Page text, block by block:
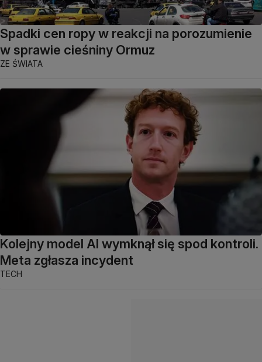
Spadki cen ropy w reakcji na porozumienie
w sprawie cieśniny Ormuz
ZE ŚWIATA
Kolejny model AI wymknął się spod kontroli.
Meta zgłasza incydent
TECH